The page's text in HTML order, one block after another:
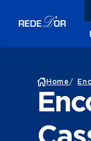
Home /